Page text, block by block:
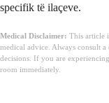
specifik të ilaçeve.
Medical Disclaimer: This article
medical advice. Always consult
decisions. If you are
room immediately.